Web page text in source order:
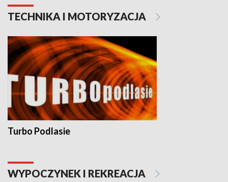
TECHNIKA I MOTORYZACJA
Turbo Podlasie
WYPOCZYNEK I REKREACJA